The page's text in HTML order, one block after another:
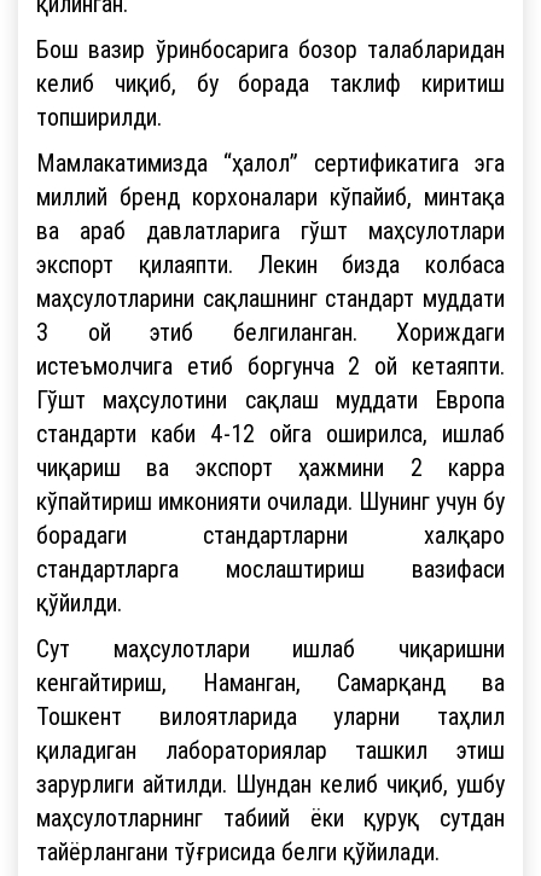
Бош вазир ўринбосарига бозор талабларидан
келиб чиқиб, бу борада таклиф киритиш
топширилди.
Мамлакатимизда “ҳалол” сертификатига эга
миллий бренд корхоналари кўпайиб, минтақа
ва араб давлатларига гўшт маҳсулотлари
экспорт қилаяпти. Лекин бизда колбаса
маҳсулотларини сақлашнинг стандарт муддати
3 ой этиб белгиланган. Хориждаги
истеъмолчига етиб боргунча 2 ой кетаяпти.
Гўшт маҳсулотини сақлаш муддати Европа
стандарти каби 4-12 ойга оширилса, ишлаб
чиқариш ва экспорт ҳажмини 2 карра
кўпайтириш имконияти очилади. Шунинг учун бу
борадаги стандартларни халқаро
стандартларга мослаштириш вазифаси
қўйилди.
Сут маҳсулотлари ишлаб чиқаришни
кенгайтириш, Наманган, Самарқанд ва
Тошкент вилоятларида уларни таҳлил
қиладиган лабораториялар ташкил этиш
зарурлиги айтилди. Шундан келиб чиқиб, ушбу
маҳсулотларнинг табиий ёки қуруқ сутдан
тайёрлангани тўғрисида белги қўйилади.